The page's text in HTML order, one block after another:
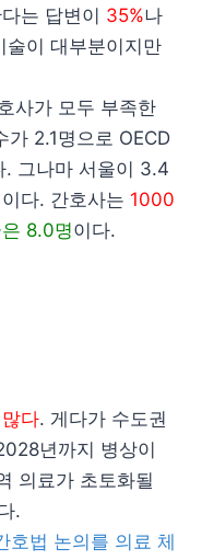
는 답변이 35%나
술이 대부분이지만
사가 모두 부족한
2.1명으로 OECD
. 그나마 서울이 3.4
다. 간호사는 1000
8.0명이다.
다. 게다가 수도권
년까지 병상이
의료가 초토화될
.
호법 논의를 의료 체